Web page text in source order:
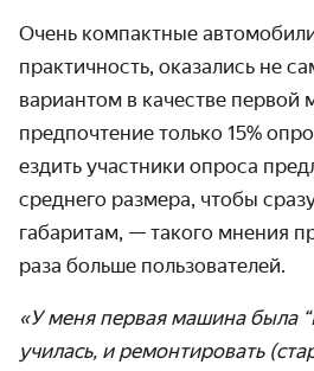
Очень компактные
практичность, оказались не
вариантом в качестве
предпочтение только 15%
ездить участники опроса
среднего размера, чтобы
габаритам, — такого мнения
раза больше пользователей.
«У меня первая машина была
училась, и ремонтировать